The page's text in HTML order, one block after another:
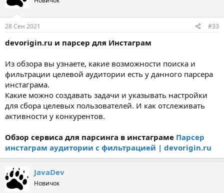
28 Сен 2021 #33
devorigin.ru и парсер для Инстаграм
Из обзора вы узнаете, какие возможности поиска и
фильтрации целевой аудитории есть у данного парсера
инстаграма.
Какие можно создавать задачи и указывать настройки
для сбора целевых пользователей. И как отслеживать
активности у конкурентов.
Обзор сервиса для парсинга в инстаграме Парсер
инстаграм аудитории с фильтрацией | devorigin.ru
JavaDev
Новичок